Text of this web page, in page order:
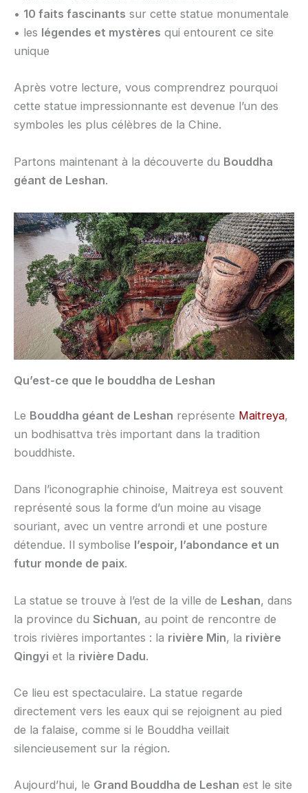
• 10 faits fascinants sur cette statue monumentale
• les légendes et mystères qui entourent ce site
unique
Après votre lecture, vous comprendrez pourquoi
cette statue impressionnante est devenue l’un des
symboles les plus célèbres de la Chine.
Partons maintenant à la découverte du Bouddha
géant de Leshan.
Qu’est-ce que le bouddha de Leshan
Le Bouddha géant de Leshan représente Maitreya,
un bodhisattva très important dans la tradition
bouddhiste.
Dans l’iconographie chinoise, Maitreya est souvent
représenté sous la forme d’un moine au visage
souriant, avec un ventre arrondi et une posture
détendue. Il symbolise l’espoir, l’abondance et un
futur monde de paix.
La statue se trouve à l’est de la ville de Leshan, dans
la province du Sichuan, au point de rencontre de
trois rivières importantes : la rivière Min, la rivière
Qingyi et la rivière Dadu.
Ce lieu est spectaculaire. La statue regarde
directement vers les eaux qui se rejoignent au pied
de la falaise, comme si le Bouddha veillait
silencieusement sur la région.
Aujourd’hui, le Grand Bouddha de Leshan est le site